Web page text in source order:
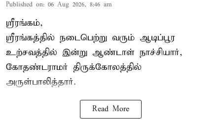
Published on: 06 Aug 2026, 8:46 am
ஸ்ரீரங்கம்,
ஸ்ரீரங்கத்தில் நடைபெற்று வரும் ஆடிப்பூர
உற்சவத்தில் இன்று ஆண்டாள் நாச்சியார்,
கோதண்டராமர் திருக்கோலத்தில்
அருள்பாலித்தார்.
Read More